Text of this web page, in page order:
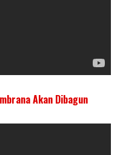
Akan Dibagun